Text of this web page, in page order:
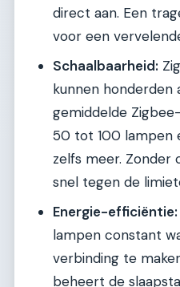
direct aan. Een
voor een
Schaalbaarheid:
kunnen honderden
gemiddelde
50 tot 100 lampen
zelfs meer. Zonder
snel tegen de
Energie-efficiëntie:
lampen constant
verbinding te
beheert de